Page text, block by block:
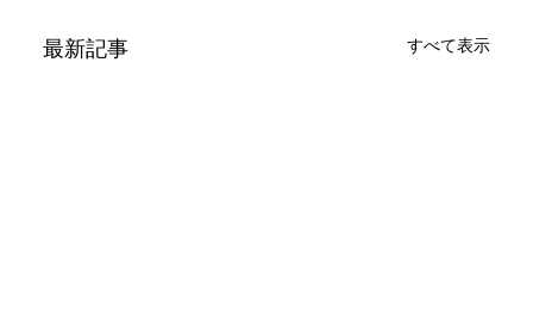
最新記事 すべて表示